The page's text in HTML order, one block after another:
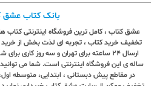
بانک کتاب عشق
عشق کتاب ، کامل ترین فروشگاه اینترنتی کتاب
تخفیف خرید کتاب ، تجربه ای لذت بخش از خرید
ارسال ٢٤ ساعته برای تهران و سه روز
ساله ی این فروشگاه اینترنتی است. شما می
در مقاطع پیش دبستانی ، ابتدایی، متوسطه